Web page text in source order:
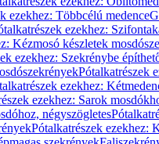
ezekhez: Többcélú medence
ezekhez:
Kézmosó készletek
ezekhez: Szekrénybe
Pótalkatrészek
ezekhez:
ezekhez: Sarok
négyszögletes
Pótalkatrészek ezekhez: